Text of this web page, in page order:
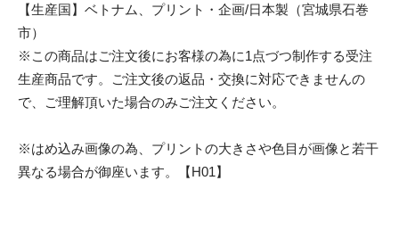
【生産国】ベトナム、プリント・企画/日本製（宮城県石巻
市）
※この商品はご注文後にお客様の為に1点づつ制作する受注
生産商品です。ご注文後の返品・交換に対応できませんの
で、ご理解頂いた場合のみご注文ください。
※はめ込み画像の為、プリントの大きさや色目が画像と若干
異なる場合が御座います。【H01】